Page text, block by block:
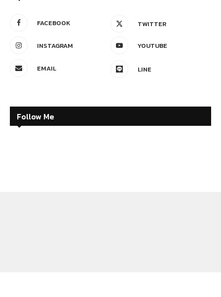
FACEBOOK TWITTER
INSTAGRAM YOUTUBE
EMAIL LINE
Follow Me